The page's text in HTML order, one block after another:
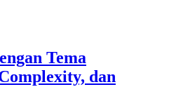
Tema
dan